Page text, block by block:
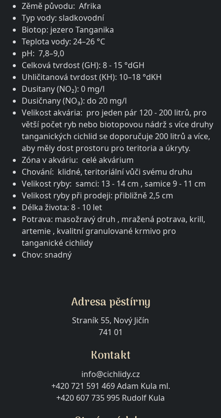
Zěmě původu: Afrika
Typ vody: sladkovodní
Biotop: jezero Tanganika
Teplota vody: 24–26 °C
pH: 7,8–9,0
Celková tvrdost (GH): 8 - 15 °dGH
Uhličitanová tvrdost (KH): 10–18 °dKH
Dusitany (NO₂): 0 mg/l
Dusičnany (NO₃): do 20 mg/l
Velikost akvária: pro jeden pár 120 - 200 litrů, pro
větší počet ryb nebo biotopovou nádrž s více druhy
tanganických cichlid se doporučuje 200 litrů a více,
aby měly dost prostoru pro teritoria a úkryty.
Zóna v akváriu: celé akvárium
Chování: klidné, teritoriální vůči svému druhu
Velikost ryby: samci: 13 - 14 cm , samice 9 - 11 cm
Velikost ryby při prodeji: přibližně 2,5 cm
Délka života: 8 - 10 let
Potrava: masožravý druh , mražená potrava, krill,
artemie , kvalitní granulované krmivo pro
tanganické cichlidy
Chov: snadný
Adresa pěstírny
Straník 55, Nový Jičín
741 01
Kontakt
info@cichlidy.cz
+420 721 591 469 Adam Kula ml.
+420 607 735 995 Rudolf Kula